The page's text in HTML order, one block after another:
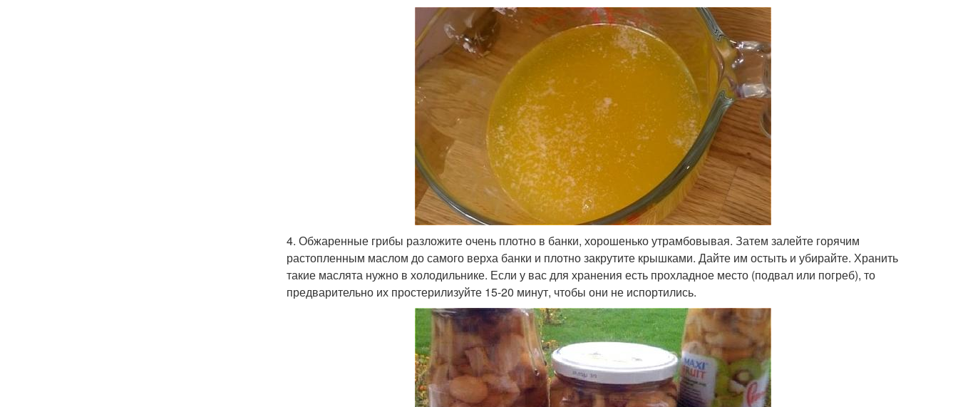
4. Обжаренные грибы разложите очень плотно в банки, хорошенько утрамбовывая. Затем залейте горячим
растопленным маслом до самого верха банки и плотно закрутите крышками. Дайте им остыть и убирайте. Хранить
такие маслята нужно в холодильнике. Если у вас для хранения есть прохладное место (подвал или погреб), то
предварительно их простерилизуйте 15-20 минут, чтобы они не испортились.